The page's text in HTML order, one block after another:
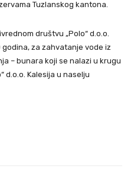
Tuzlanskog kantona.
društvu „Polo“ d.o.o.
godina, za zahvatanje vode iz
– bunara koji se nalazi u krugu
d.o.o. Kalesija u naselju